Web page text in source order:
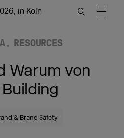
in Köln
RESOURCES
Warum von
& Brand Safety